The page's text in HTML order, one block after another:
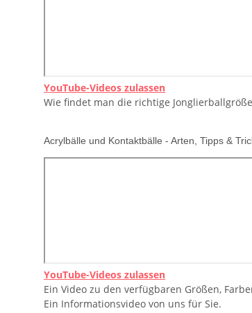
YouTube-Videos zulassen
Wie findet man die richtige
Acrylbälle und Kontaktbälle - Arten, Tipps &
YouTube-Videos zulassen
Ein Video zu den verfügbaren Größen,
Ein Informationsvideo von uns für Sie.